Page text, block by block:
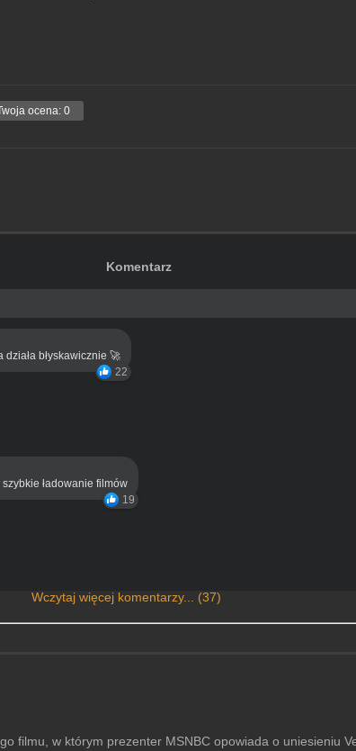
ocena: 0
Komentarz
błyskawicznie 🚀
22
ładowanie filmów
19
Wczytaj więcej komentarzy... (37)
filmu, w którym prezenter MSNBC opowiada o uniesieniu